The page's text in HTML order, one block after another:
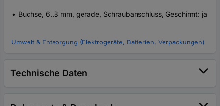
Buchse, 6..8 mm, gerade, Schraubanschluss, Geschirmt: ja
Umwelt & Entsorgung (Elektrogeräte, Batterien, Verpackungen)
Technische Daten